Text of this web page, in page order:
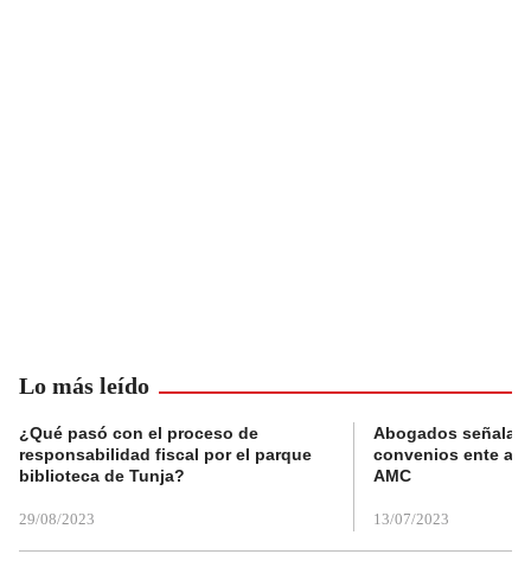
Lo más leído
¿Qué pasó con el proceso de
responsabilidad fiscal por el parque
biblioteca de Tunja?
29/08/2023
Abogados
convenios ente
AMC
13/07/2023